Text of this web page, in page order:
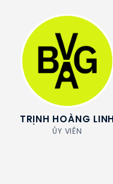
TRỊNH HOÀNG LINH
ỦY VIÊN